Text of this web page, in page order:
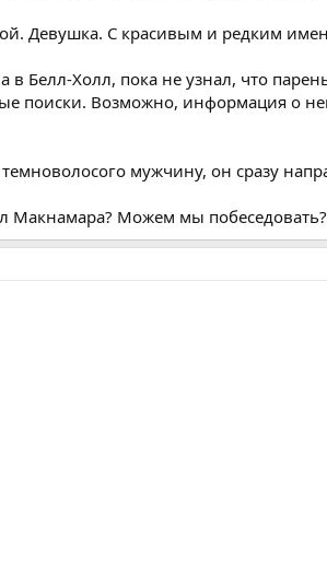
Девушка. С красивым и редким
Белл-Холл, пока не узнал, что
поиски. Возможно, информация о
мужчину, он сразу
Макнамара? Можем мы побеседовать?